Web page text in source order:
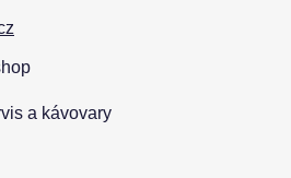
a kávovary